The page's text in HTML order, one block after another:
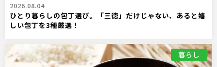
2026.08.04
ひとり暮らしの包丁選び。「三徳」だけじゃない、あると嬉
しい包丁を3種厳選！
暮らし